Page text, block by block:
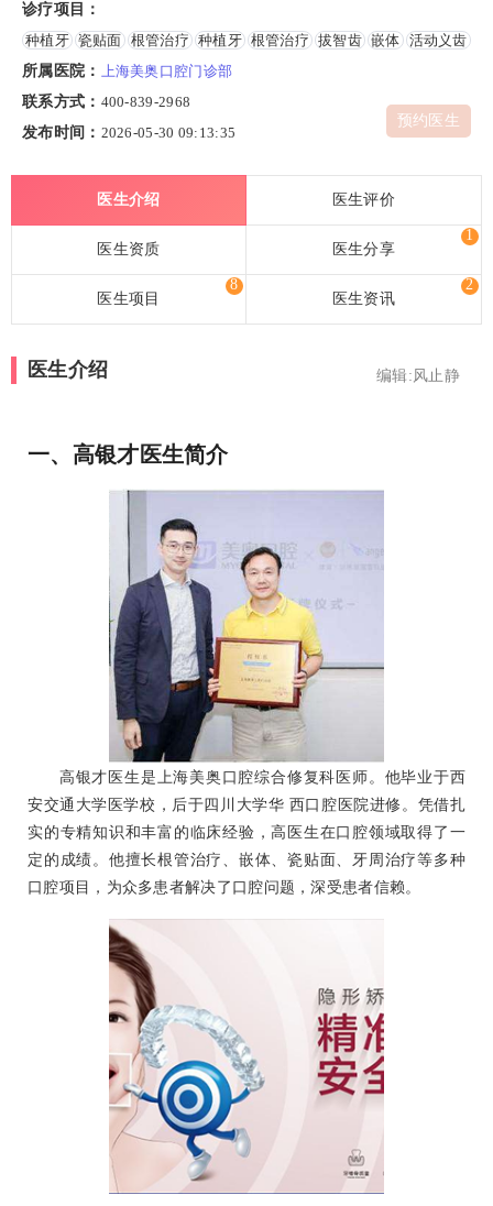
诊疗项目：
种植牙 瓷贴面 根管治疗 种植牙 根管治疗 拔智齿 嵌体 活动义齿
所属医院： 上海美奥口腔门诊部
联系方式： 400-839-2968
发布时间： 2026-05-30 09:13:35
预约医生
医生介绍 医生评价
医生资质 医生分享
1
医生项目
8
医生资讯
2
医生介绍 编辑:风止静
一、高银才医生简介
高银才医生是上海美奥口腔综合修复科医师。他毕业于西
安交通大学医学校，后于四川大学华 西口腔医院进修。凭借扎
实的专精知识和丰富的临床经验，高医生在口腔领域取得了一
定的成绩。他擅长根管治疗、嵌体、瓷贴面、牙周治疗等多种
口腔项目，为众多患者解决了口腔问题，深受患者信赖。